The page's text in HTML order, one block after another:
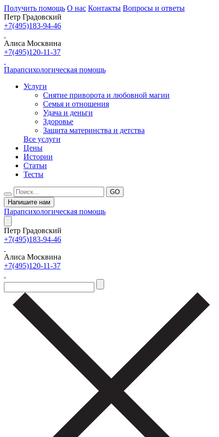
Получить помощь О нас Контакты Вопросы и ответы
Петр Градовский
+7(495)183-94-46
Алиса Москвина
+7(495)120-11-37
Парапсихологическая помощь
Услуги
Снятие приворота и любовной магии
Семья и отношения
Удача и деньги
Здоровье
Защита материнства и детства
Все услуги
Цены
Истории
Статьи
Тесты
Напишите нам
Парапсихологическая помощь
Петр Градовский
+7(495)183-94-46
Алиса Москвина
+7(495)120-11-37